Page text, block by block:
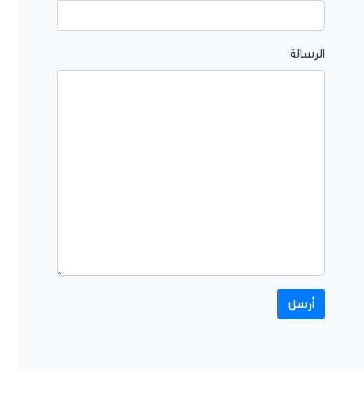
الرسالة